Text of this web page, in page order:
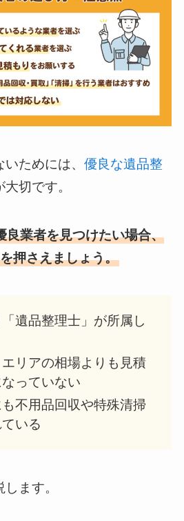
ためには、 優良な遺品整
大切です。
良業者を見つけたい場合、
押さえましょう。
遺品整理士」が所属し
リアの相場よりも見積
っていない
不用品回収や特殊清掃
いる
ます。